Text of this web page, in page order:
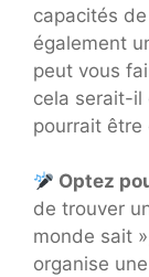
capacités
également
peut vous
cela serait-il
pourrait être
Optez
de trouver
monde sait
organise